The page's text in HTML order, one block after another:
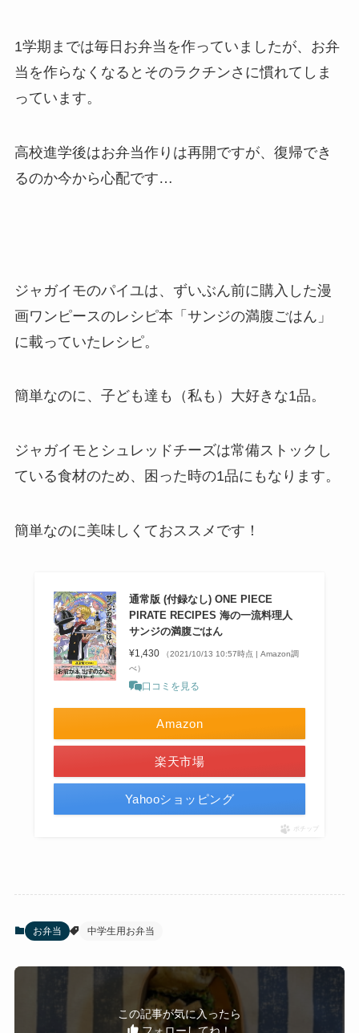
1学期までは毎日お弁当を作っていましたが、お弁
当を作らなくなるとそのラクチンさに慣れてしま
っています。
高校進学後はお弁当作りは再開ですが、復帰でき
るのか今から心配です…
ジャガイモのパイユは、ずいぶん前に購入した漫
画ワンピースのレシピ本「サンジの満腹ごはん」
に載っていたレシピ。
簡単なのに、子ども達も（私も）大好きな1品。
ジャガイモとシュレッドチーズは常備ストックし
ている食材のため、困った時の1品にもなります。
簡単なのに美味しくておススメです！
通常版 (付録なし) ONE PIECE
PIRATE RECIPES 海の一流料理人
サンジの満腹ごはん
¥1,430
（2021/10/13 10:57時点 | Amazon調
べ）
口コミを見る
Amazon
楽天市場
Yahooショッピング
ポチップ
お弁当 中学生用お弁当
この記事が気に入ったら